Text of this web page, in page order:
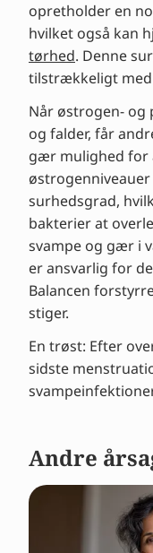
opretholder en
hvilket også kan
tørhed. Denne
tilstrækkeligt med
Når østrogen- og
og falder, får
gær mulighed for
surhedsgrad,
bakterier at
svampe og gær i
er ansvarlig for
Balancen
stiger.
En trøst: Efter
sidste
Andre